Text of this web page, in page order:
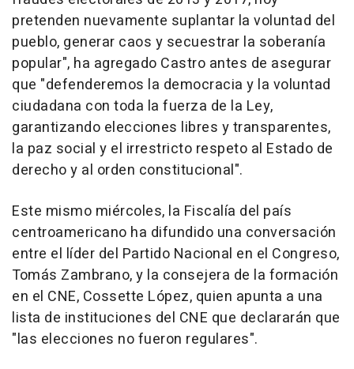
pretenden nuevamente suplantar la voluntad del
pueblo, generar caos y secuestrar la soberanía
popular", ha agregado Castro antes de asegurar
que "defenderemos la democracia y la voluntad
ciudadana con toda la fuerza de la Ley,
garantizando elecciones libres y transparentes,
la paz social y el irrestricto respeto al Estado de
derecho y al orden constitucional".
Este mismo miércoles, la Fiscalía del país
centroamericano ha difundido una conversación
entre el líder del Partido Nacional en el Congreso,
Tomás Zambrano, y la consejera de la formación
en el CNE, Cossette López, quien apunta a una
lista de instituciones del CNE que declararán que
"las elecciones no fueron regulares".